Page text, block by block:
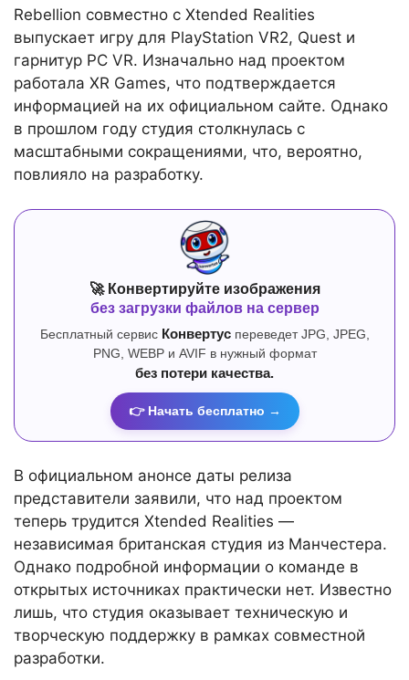
Rebellion совместно с Xtended Realities
выпускает игру для PlayStation VR2, Quest и
гарнитур PC VR. Изначально над проектом
работала XR Games, что подтверждается
информацией на их официальном сайте. Однако
в прошлом году студия столкнулась с
масштабными сокращениями, что, вероятно,
повлияло на разработку.
🚀 Конвертируйте изображения
без загрузки файлов на сервер
Бесплатный сервис Конвертуспереведет JPG, JPEG,
PNG, WEBP и AVIF в нужный формат
без потери качества.
👉 Начать бесплатно →
В официальном анонсе даты релиза
представители заявили, что над проектом
теперь трудится Xtended Realities —
независимая британская студия из Манчестера.
Однако подробной информации о команде в
открытых источниках практически нет. Известно
лишь, что студия оказывает техническую и
творческую поддержку в рамках совместной
разработки.